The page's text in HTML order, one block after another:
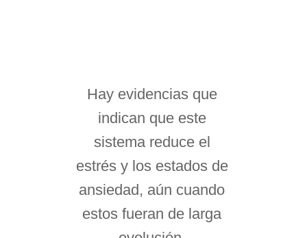
Hay evidencias que
indican que este
sistema reduce el
estrés y los estados de
ansiedad, aún cuando
estos fueran de larga